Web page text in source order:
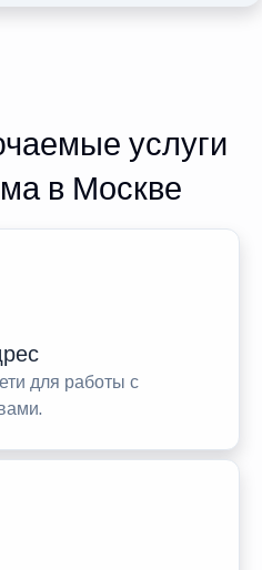
услуги
в Москве
для работы с